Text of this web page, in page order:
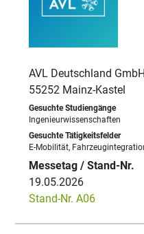
AVL Deutschland GmbH
55252 Mainz-Kastel
Ingenieurwissenschaften
E-Mobilität,
19.05.2026
Stand-Nr. A06